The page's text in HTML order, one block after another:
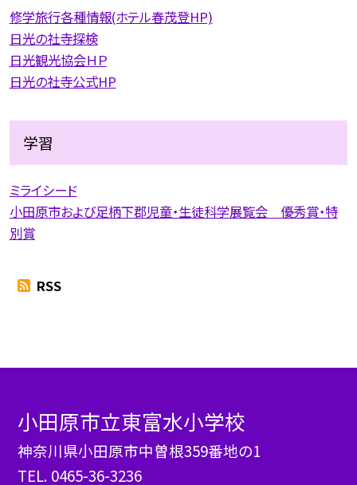
修学旅行各種情報(ホテル春茂登HP)
日光の社寺探検
日光観光協会ＨＰ
日光の社寺公式HP
学習
ミライシード
小田原市および足柄下郡児童・生徒科学展覧会 優秀賞・特
別賞
RSS
小田原市立東富水小学校
神奈川県小田原市中曽根359番地の1
TEL. 0465-36-3236